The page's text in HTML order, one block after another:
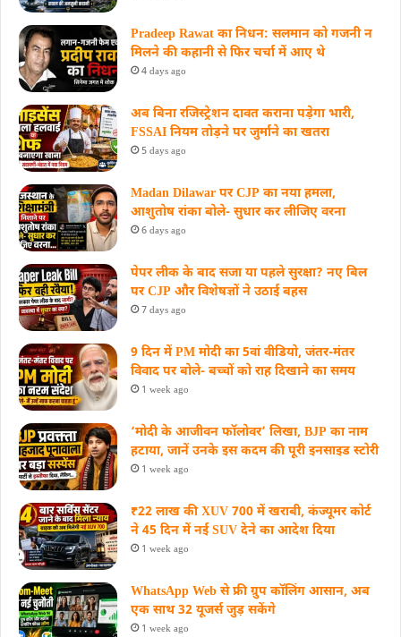
Pradeep Rawat का निधन: सलमान को गजनी न
मिलने की कहानी से फिर चर्चा में आए थे
4 days ago
अब बिना रजिस्ट्रेशन दावत कराना पड़ेगा भारी,
FSSAI नियम तोड़ने पर जुर्माने का खतरा
5 days ago
Madan Dilawar पर CJP का नया हमला,
आशुतोष रांका बोले- सुधार कर लीजिए वरना
6 days ago
पेपर लीक के बाद सजा या पहले सुरक्षा? नए बिल
पर CJP और विशेषज्ञों ने उठाई बहस
7 days ago
9 दिन में PM मोदी का 5वां वीडियो, जंतर-मंतर
विवाद पर बोले- बच्चों को राह दिखाने का समय
1 week ago
‘मोदी के आजीवन फॉलोवर’ लिखा, BJP का नाम
हटाया, जानें उनके इस कदम की पूरी इनसाइड स्‍टोरी
1 week ago
₹22 लाख की XUV 700 में खराबी, कंज्यूमर कोर्ट
ने 45 दिन में नई SUV देने का आदेश दिया
1 week ago
WhatsApp Web से फ्री ग्रुप कॉलिंग आसान, अब
एक साथ 32 यूजर्स जुड़ सकेंगे
1 week ago